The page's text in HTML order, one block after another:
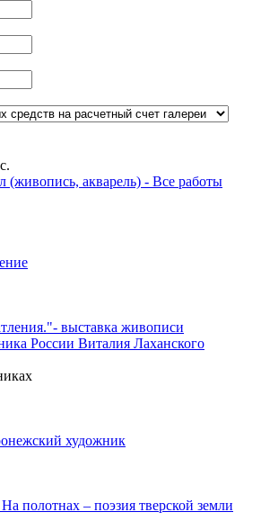
(живопись, акварель) - Все работы
выставка живописи
России Виталия Лаханского
художник
полотнах – поэзия тверской земли